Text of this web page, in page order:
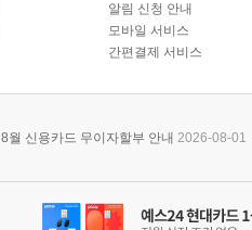
알림 신청 안내
모바일 서비스
간편결제 서비스
8월 신용카드 무이자할부 안내 2026-08-01